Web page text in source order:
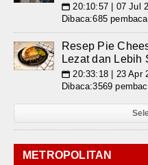
📅 20:10:57 | 07 Jul
Dibaca:685 pembaca
Resep Pie
Lezat dan Lebih
📅 20:33:18 | 23 Apr
Dibaca:3569
METROPOLITAN